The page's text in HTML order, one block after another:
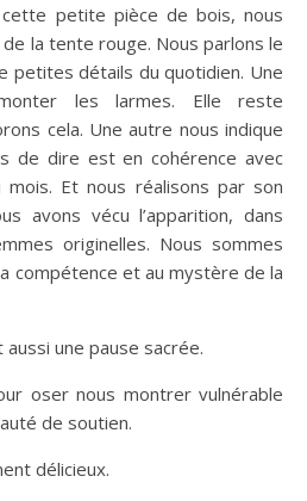
petite pièce de bois, nous
la tente rouge. Nous parlons le
petites détails du quotidien. Une
les larmes. Elle reste
cela. Une autre nous indique
de dire est en cohérence avec
mois. Et nous réalisons par son
avons vécu l’apparition, dans
originelles. Nous sommes
compétence et au mystère de la
une pause sacrée.
oser nous montrer vulnérable
de soutien.
délicieux.